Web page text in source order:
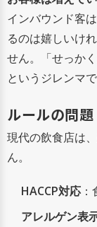
インバウンド客
るのは嬉しいけ
せん。「せっか
というジレンマで
ルールの問
現代の飲食店は
ん。
HACCP対応
アレルゲン表